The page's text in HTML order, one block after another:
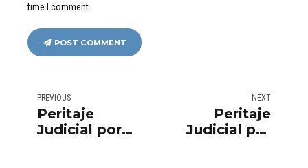
time I comment.
POST COMMENT
PREVIOUS
Peritaje
Judicial por
NEXT
Peritaje
Judicial por